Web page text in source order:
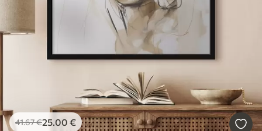
41.67€25.00 €